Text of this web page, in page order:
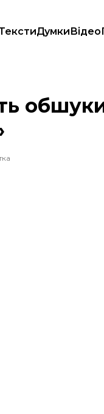
ДумкиВідео
ОВА — «Схеми»
обшуки